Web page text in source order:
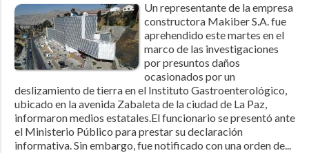
Un representante de la empresa
constructora Makiber S.A. fue
aprehendido este martes en el
marco de las investigaciones
por presuntos daños
ocasionados por un
deslizamiento de tierra en el Instituto Gastroenterológico,
ubicado en la avenida Zabaleta de la ciudad de La Paz,
informaron medios estatales.El funcionario se presentó ante
el Ministerio Público para prestar su declaración
informativa. Sin embargo, fue notificado con una orden de...